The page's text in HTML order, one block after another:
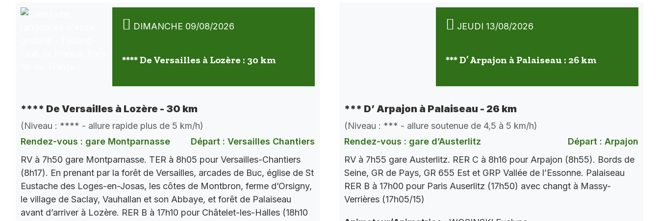
DIMANCHE 09/08/2026
**** De Versailles à Lozère : 30 km
**** De Versailles à Lozère - 30 km
(Niveau : **** - allure rapide plus de 5 km/h)
Rendez-vous : gare Montparnasse
Départ : Versailles Chantiers
RV à 7h50 gare Montparnasse. TER à 8h05 pour Versailles-Chantiers
(8h17). En prenant par la forêt de Versailles, arcades de Buc, église de St
Eustache des Loges-en-Josas, les côtes de Montbron, ferme d’Orsigny,
le village de Saclay, Vauhallan et son Abbaye, et forêt de Palaiseau
avant d’arriver à Lozère. RER B à 17h10 pour Châtelet-les-Halles (18h10
JEUDI 13/08/2026
*** D’ Arpajon à Palaiseau : 26 km
*** D’ Arpajon à Palaiseau - 26 km
(Niveau : *** - allure soutenue de 4,5 à 5 km/h)
Rendez-vous : gare d’Austerlitz
Départ : Arpajon
RV à 7h55 gare Austerlitz. RER C à 8h16 pour Arpajon (8h55). Bords de
Seine, GR de Pays, GR 655 Est et GRP Vallée de l’Essonne. Palaiseau
RER B à 17h00 pour Paris Auserlitz (17h50) avec changt à Massy-
Verrières (17h05/15)